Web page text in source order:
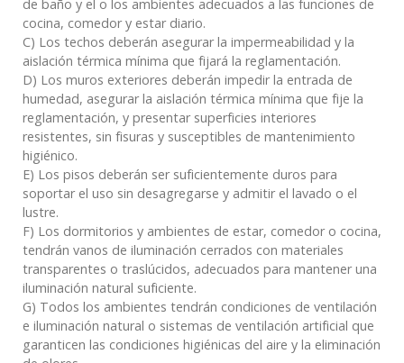
de baño y el o los ambientes adecuados a las funciones de
cocina, comedor y estar diario.
C) Los techos deberán asegurar la impermeabilidad y la
aislación térmica mínima que fijará la reglamentación.
D) Los muros exteriores deberán impedir la entrada de
humedad, asegurar la aislación térmica mínima que fije la
reglamentación, y presentar superficies interiores
resistentes, sin fisuras y susceptibles de mantenimiento
higiénico.
E) Los pisos deberán ser suficientemente duros para
soportar el uso sin desagregarse y admitir el lavado o el
lustre.
F) Los dormitorios y ambientes de estar, comedor o cocina,
tendrán vanos de iluminación cerrados con materiales
transparentes o traslúcidos, adecuados para mantener una
iluminación natural suficiente.
G) Todos los ambientes tendrán condiciones de ventilación
e iluminación natural o sistemas de ventilación artificial que
garanticen las condiciones higiénicas del aire y la eliminación